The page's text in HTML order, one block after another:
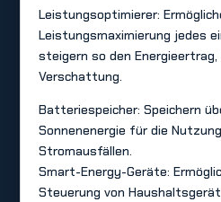
Leistungsoptimierer:
Leistungsmaximierung jedes
steigern so den
Verschattung.
Batteriespeicher: Speichern
Sonnenenergie für die
Stromausfällen.
Smart-Energy-Geräte:
Steuerung von